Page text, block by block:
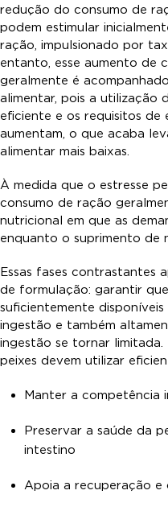
redução do consumo de
podem estimular
ração, impulsionado por
entanto, esse aumento de
geralmente é
alimentar, pois a utilização
eficiente e os requisitos de
aumentam, o que acaba
alimentar mais baixas.
À medida que o estresse
consumo de ração
nutricional em que as
enquanto o suprimento de
Essas fases contrastantes
de formulação: garantir
suficientemente
ingestão e também
ingestão se tornar limitada.
peixes devem utilizar
Manter a competência
Preservar a saúde da
intestino
Apoia a recuperação